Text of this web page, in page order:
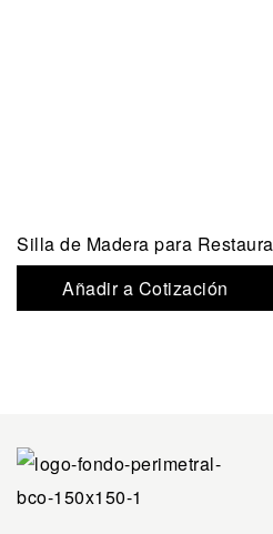
Silla de Madera para
Añadir a Cotización